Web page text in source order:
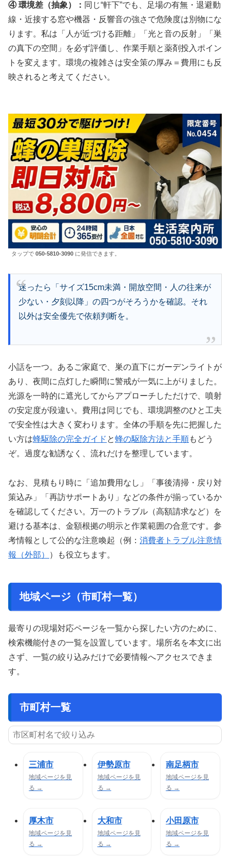
④ 環境差（抽象）： 同じ“軒下”でも、足場の有無・退避動
線・近接する窓や機器・反響音の強さで危険度は別物にな
ります。私は「人が近づける距離」「光と音の反射」「巣
の真下の空間」を必ず評価し、作業手順と薬剤投入ポイン
トを変えます。環境の複雑さは安全策の厚み＝費用にも反
映されると考えてください。
タップで 050-5810-3090 に発信できます。
迷ったら「サイズ15cm未満・開放空間・人の往来が
少ない・夕刻以降」の四つがそろうかを確認。それ
以外は安全優先で依頼判断を。
小話を一つ。あるご家庭で、巣の直下にガーデンライトが
あり、夜間に点灯した瞬間に警戒が一気に上がりました。
光源を一時的に遮光してからアプローチしただけで、噴射
の安定度が段違い。費用は同じでも、環境調整のひと工夫
で安全性は大きく変わります。全体の手順を先に把握した
い方は蜂駆除の完全ガイド と蜂の駆除方法と手順もどう
ぞ。過度な勧誘なく、流れだけを整理しています。
なお、見積もり時に「追加費用なし」「事後清掃・戻り対
策込み」「再訪サポートあり」などの条件が揃っているか
を確認してください。万一のトラブル（高額請求など）を
避ける基本は、金額根拠の明示と作業範囲の合意です。参
考情報として公的な注意喚起（例： 消費者トラブル注意情
報（外部）
）も役立ちます。
地域ページ（市町村一覧）
最寄りの現場対応ページを一覧から探したい方のために、
検索機能付きの一覧を設置しています。場所名を本文に出
さず、一覧の絞り込みだけで必要情報へアクセスできま
す。
市町村一覧
三浦市
地域ページを見
る →
伊勢原市
地域ページを見
る →
南足柄市
地域ページを見
る →
厚木市
地域ページを見
る →
大和市
地域ページを見
る →
小田原市
地域ページを見
る →